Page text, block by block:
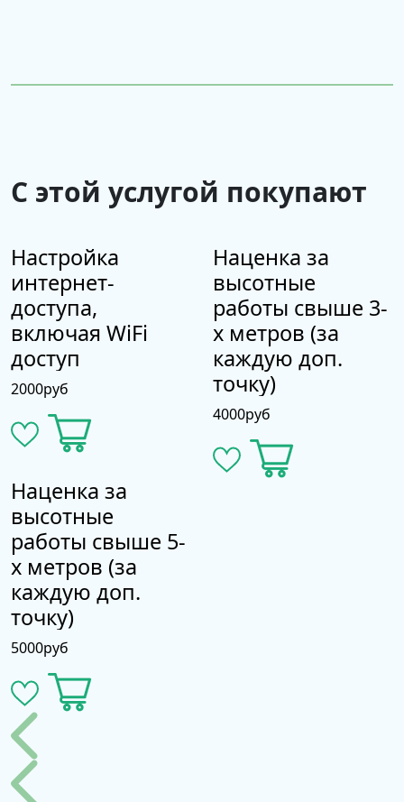
С этой услугой покупают
Настройка
интернет-
доступа,
включая WiFi
доступ
2000руб
Наценка за
высотные
работы свыше 3-
х метров (за
каждую доп.
точку)
4000руб
Наценка за
высотные
работы свыше 5-
х метров (за
каждую доп.
точку)
5000руб